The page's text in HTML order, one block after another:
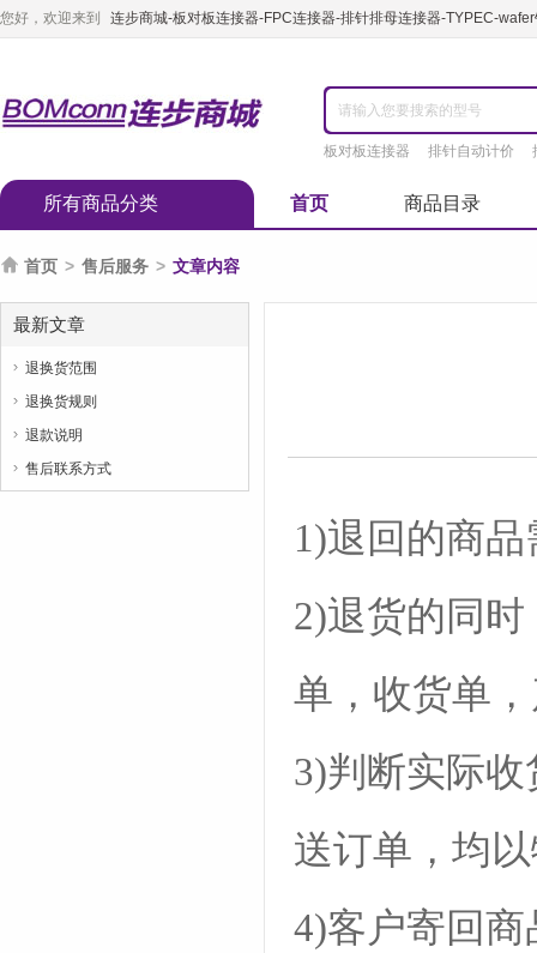
您好，欢迎来到 连步商城-板对板连接器-FPC连接器-排针排母连接器-TYPEC-
板对板连接器 排针自动计价
所有商品分类 首页 商品目录
 首页 > 售后服务 > 文章内容
最新文章
 退换货范围
 退换货规则
 退款说明
 售后联系方式
1)退回的商
2)退货的同
单，收货单
3)判断实际
送订单，均
4)客户寄回